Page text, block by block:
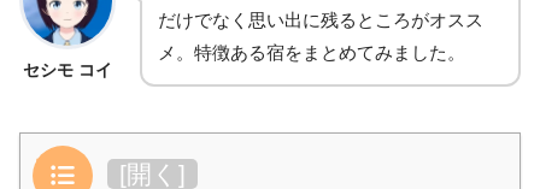
セシモ コイ
だけでなく思い出に残るところがオスス
メ。特徴ある宿をまとめてみました。
目次 [開く ]